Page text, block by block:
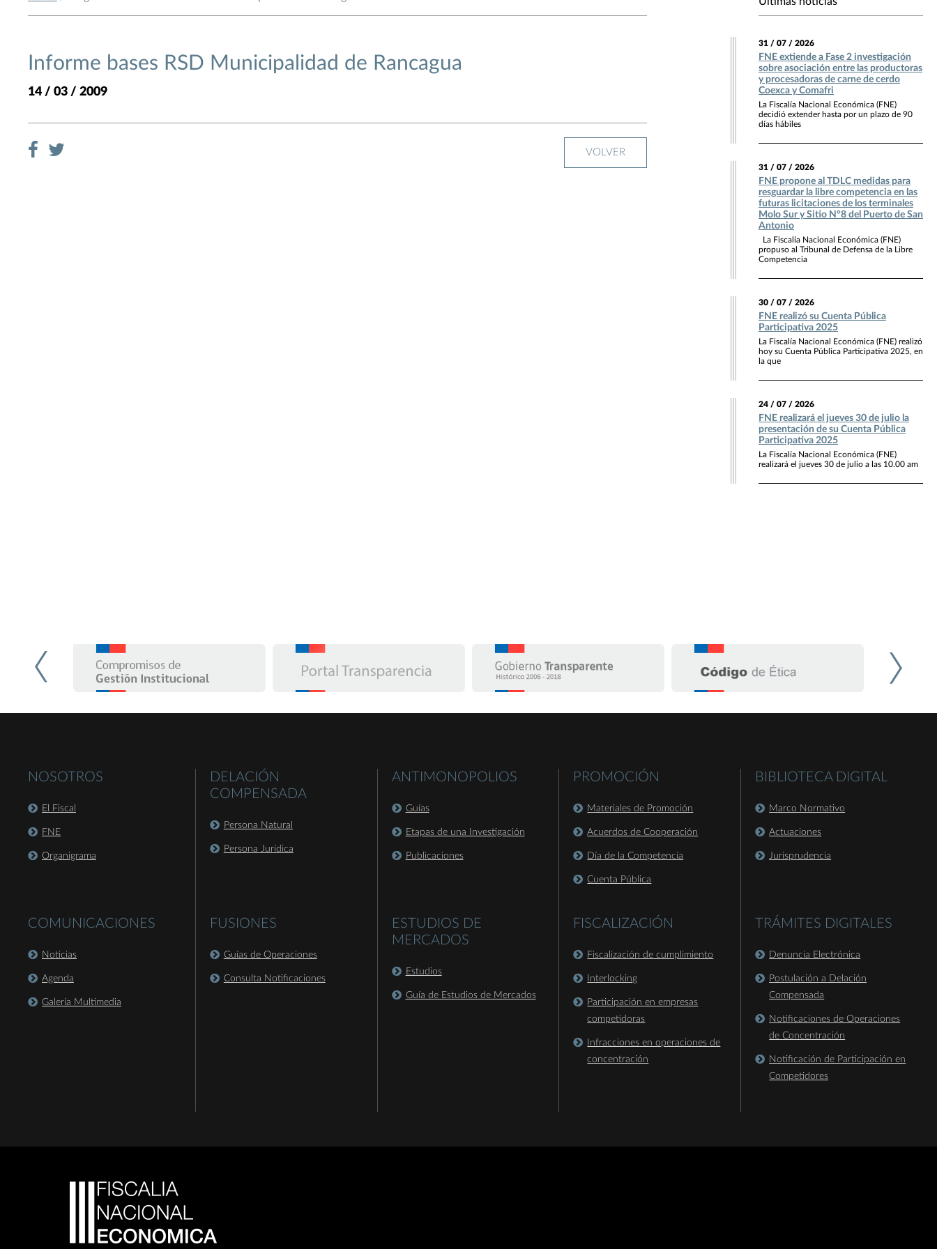
Informe bases RSD Municipalidad de Rancagua
14 / 03 / 2009
VOLVER
31 / 07 / 2026
FNE extiende a Fase 2 investigación
sobre asociación entre las productoras
y procesadoras de carne de cerdo
Coexca y Comafri
La Fiscalía Nacional Económica (FNE)
decidió extender hasta por un plazo de 90
días hábiles
31 / 07 / 2026
FNE propone al TDLC medidas para
resguardar la libre competencia en las
futuras licitaciones de los terminales
Molo Sur y Sitio N°8 del Puerto de San
Antonio
La Fiscalía Nacional Económica (FNE)
propuso al Tribunal de Defensa de la Libre
Competencia
30 / 07 / 2026
FNE realizó su Cuenta Pública
Participativa 2025
La Fiscalía Nacional Económica (FNE) realizó
hoy su Cuenta Pública Participativa 2025, en
la que
24 / 07 / 2026
FNE realizará el jueves 30 de julio la
presentación de su Cuenta Pública
Participativa 2025
La Fiscalía Nacional Económica (FNE)
realizará el jueves 30 de julio a las 10.00 am
NOSOTROS
El Fiscal
FNE
Organigrama
COMUNICACIONES
Noticias
Agenda
Galería Multimedia
DELACIÓN
COMPENSADA
Persona Natural
Persona Jurídica
FUSIONES
Guías de Operaciones
Consulta Notificaciones
ANTIMONOPOLIOS
Guías
Etapas de una Investigación
Publicaciones
ESTUDIOS DE
MERCADOS
Estudios
Guía de Estudios de Mercados
PROMOCIÓN
Materiales de Promoción
Acuerdos de Cooperación
Día de la Competencia
Cuenta Pública
FISCALIZACIÓN
Fiscalización de cumplimiento
Interlocking
Participación en empresas
competidoras
Infracciones en operaciones de
concentración
BIBLIOTECA DIGITAL
Marco Normativo
Actuaciones
Jurisprudencia
TRÁMITES DIGITALES
Denuncia Electrónica
Postulación a Delación
Compensada
Notificaciones de Operaciones
de Concentración
Notificación de Participación en
Competidores